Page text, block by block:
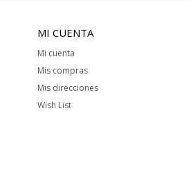
MI CUENTA
Mi cuenta
Mis compras
Mis direcciones
Wish List